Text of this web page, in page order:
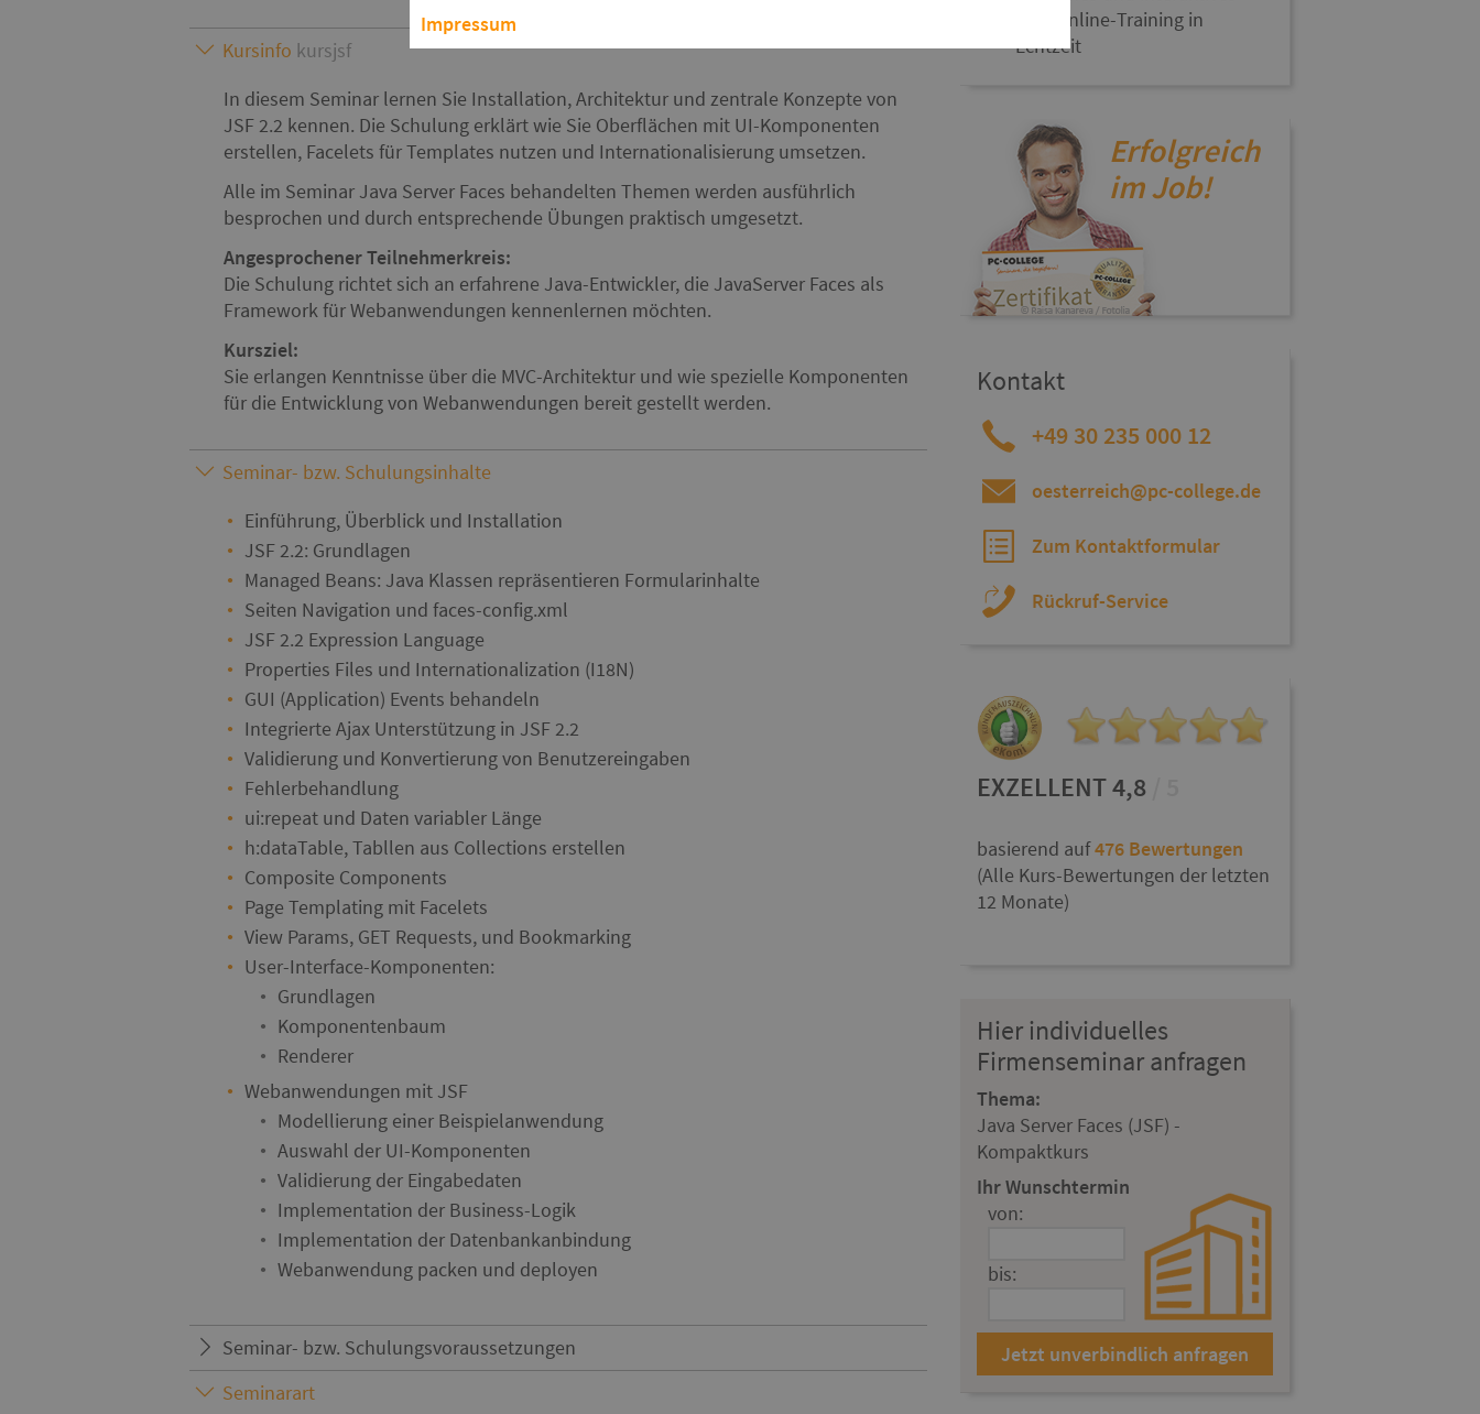
Kursinfo kursjsf
In diesem Seminar lernen Sie Installation, Architektur und zentrale Konzepte von
JSF 2.2 kennen. Die Schulung erklärt wie Sie Oberflächen mit UI-Komponenten
erstellen, Facelets für Templates nutzen und Internationalisierung umsetzen.
Alle im Seminar Java Server Faces behandelten Themen werden ausführlich
besprochen und durch entsprechende Übungen praktisch umgesetzt.
Angesprochener Teilnehmerkreis:
Die Schulung richtet sich an erfahrene Java-Entwickler, die JavaServer Faces als
Framework für Webanwendungen kennenlernen möchten.
Kursziel:
Sie erlangen Kenntnisse über die MVC-Architektur und wie spezielle Komponenten
für die Entwicklung von Webanwendungen bereit gestellt werden.
Seminar- bzw. Schulungsinhalte
Einführung, Überblick und Installation
JSF 2.2: Grundlagen
Managed Beans: Java Klassen repräsentieren Formularinhalte
Seiten Navigation und faces-config.xml
JSF 2.2 Expression Language
Properties Files und Internationalization (I18N)
GUI (Application) Events behandeln
Integrierte Ajax Unterstützung in JSF 2.2
Validierung und Konvertierung von Benutzereingaben
Fehlerbehandlung
ui:repeat und Daten variabler Länge
h:dataTable, Tabllen aus Collections erstellen
Composite Components
Page Templating mit Facelets
View Params, GET Requests, und Bookmarking
User-Interface-Komponenten:
Grundlagen
Komponentenbaum
Renderer
Webanwendungen mit JSF
Modellierung einer Beispielanwendung
Auswahl der UI-Komponenten
Validierung der Eingabedaten
Implementation der Business-Logik
Implementation der Datenbankanbindung
Webanwendung packen und deployen
Seminar- bzw. Schulungsvoraussetzungen
Seminarart
Live-Online-Training in
Echtzeit
Erfolgreich
im Job!
Kontakt
+49 30 235 000 12
oesterreich@pc-college.de
Zum Kontaktformular
Rückruf-Service
EXZELLENT 4,8
basierend auf476 Bewertungen
(Alle Kurs-Bewertungen der letzten
12 Monate)
Hier individuelles
Firmenseminar anfragen
Thema:
Java Server Faces (JSF) -
Kompaktkurs
Ihr Wunschtermin
von:
bis:
Impressum